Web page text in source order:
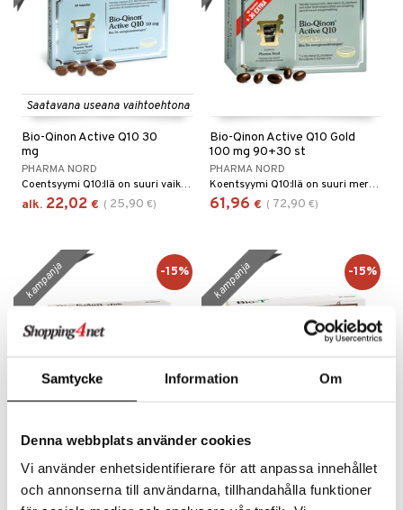
Samtycke Information Om
Denna webbplats använder cookies
Vi använder enhetsidentifierare för att anpassa innehållet
och annonserna till användarna, tillhandahålla funktioner
Saatavana useana vaihtoehtona
Bio-Qinon Active Q10 30
mg
PHARMA NORD
Coentsyymi Q10:llä on suuri vaikutus solujen energiaprosesseihin. Iän myötä pitoisuus laskee, jonka tuloksena usein on väsymys.
alk. 22,02 € ( 25,90 €)
Bio-Qinon Active Q10 Gold
100 mg 90+30 st
PHARMA NORD
Koentsyymi Q10:llä on suuri merkitys solun sisäisissä energiantuotantoprosesseissa. Iän myötä sen tasot laskevat.
61,96 € ( 72,90 €)
PHARMA NORD
Yksi tabletti Bio-Selen + Zink antaa sinulle 100 mikrogrammaa bio-seleeniä ja suojaa tehokkaasti seleenin puutteelta.
kampanja -15%
PHARMA NORD
kampanja -15%